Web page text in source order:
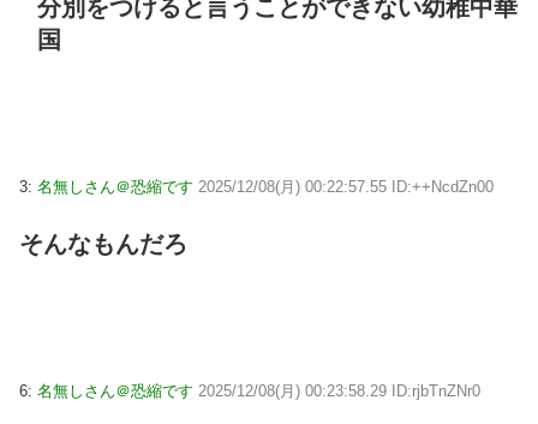
分別をつけると言うことができない幼稚中華
国
3: 名無しさん＠恐縮です 2025/12/08(月) 00:22:57.55 ID:++NcdZn00
そんなもんだろ
6: 名無しさん＠恐縮です 2025/12/08(月) 00:23:58.29 ID:rjbTnZNr0